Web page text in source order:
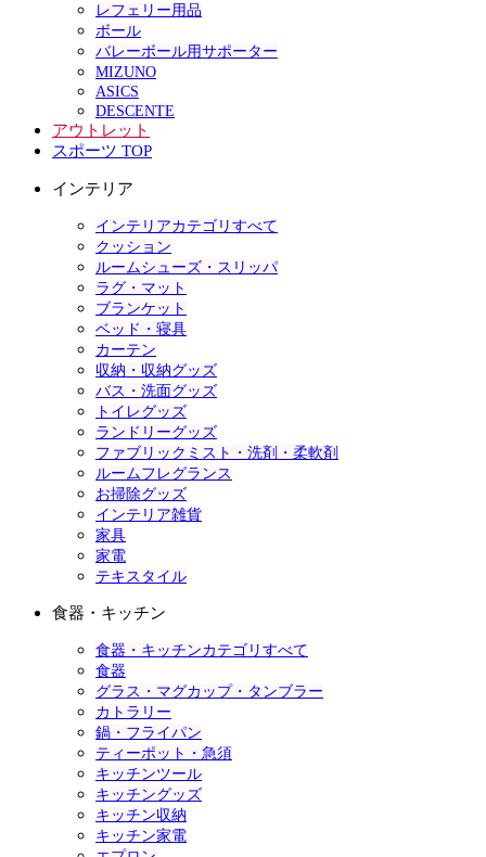
レフェリー用品
ボール
バレーボール用サポーター
MIZUNO
ASICS
DESCENTE
アウトレット
スポーツ TOP
インテリア
インテリアカテゴリすべて
クッション
ルームシューズ・スリッパ
ラグ・マット
ブランケット
ベッド・寝具
カーテン
収納・収納グッズ
バス・洗面グッズ
トイレグッズ
ランドリーグッズ
ファブリックミスト・洗剤・柔軟剤
ルームフレグランス
お掃除グッズ
インテリア雑貨
家具
家電
テキスタイル
食器・キッチン
食器・キッチンカテゴリすべて
食器
グラス・マグカップ・タンブラー
カトラリー
鍋・フライパン
ティーポット・急須
キッチンツール
キッチングッズ
キッチン収納
キッチン家電